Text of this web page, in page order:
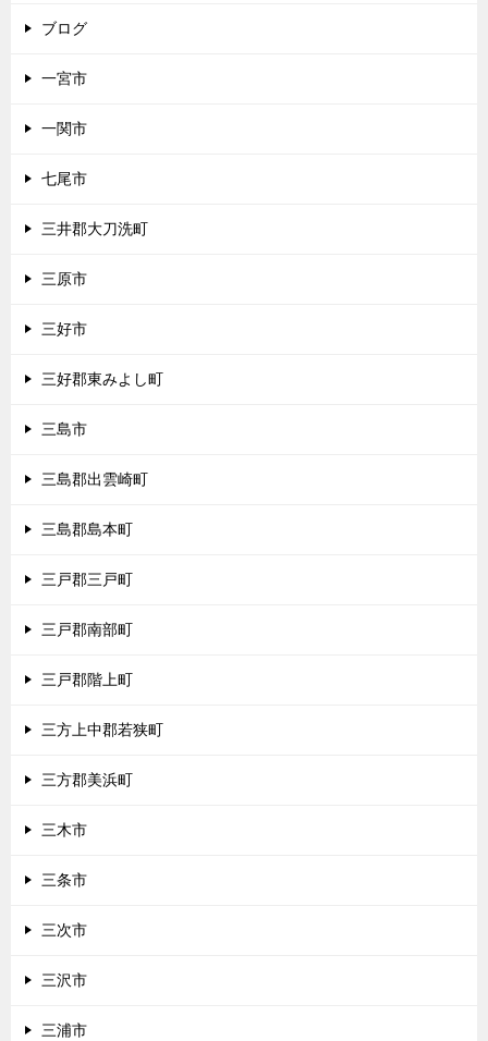
ブログ
一宮市
一関市
七尾市
三井郡大刀洗町
三原市
三好市
三好郡東みよし町
三島市
三島郡出雲崎町
三島郡島本町
三戸郡三戸町
三戸郡南部町
三戸郡階上町
三方上中郡若狭町
三方郡美浜町
三木市
三条市
三次市
三沢市
三浦市